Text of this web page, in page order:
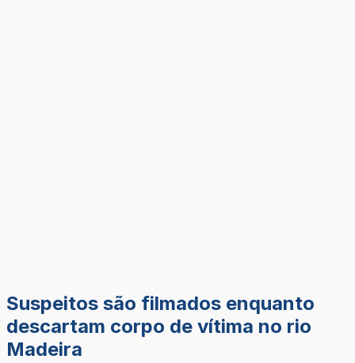
Suspeitos são filmados enquanto
descartam corpo de vítima no rio
Madeira